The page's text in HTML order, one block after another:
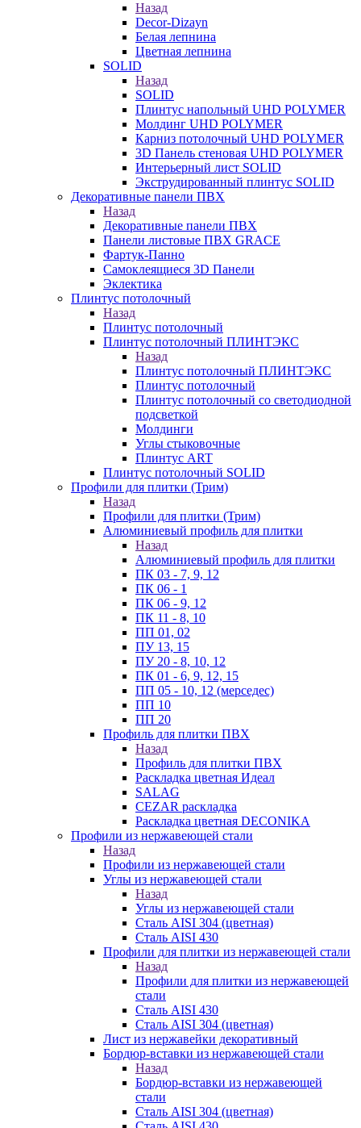
Назад
Decor-Dizayn
Белая лепнина
Цветная лепнина
SOLID
Назад
SOLID
Плинтус напольный UHD POLYMER
Молдинг UHD POLYMER
Карниз потолочный UHD POLYMER
3D Панель стеновая UHD POLYMER
Интерьерный лист SOLID
Экструдированный плинтус SOLID
Декоративные панели ПВХ
Назад
Декоративные панели ПВХ
Панели листовые ПВХ GRACE
Фартук-Панно
Самоклеящиеся 3D Панели
Эклектика
Плинтус потолочный
Назад
Плинтус потолочный
Плинтус потолочный ПЛИНТЭКС
Назад
Плинтус потолочный ПЛИНТЭКС
Плинтус потолочный
Плинтус потолочный со светодиодной
подсветкой
Молдинги
Углы стыковочные
Плинтус ART
Плинтус потолочный SOLID
Профили для плитки (Трим)
Назад
Профили для плитки (Трим)
Алюминиевый профиль для плитки
Назад
Алюминиевый профиль для плитки
ПК 03 - 7, 9, 12
ПК 06 - 1
ПК 06 - 9, 12
ПК 11 - 8, 10
ПП 01, 02
ПУ 13, 15
ПУ 20 - 8, 10, 12
ПК 01 - 6, 9, 12, 15
ПП 05 - 10, 12 (мерседес)
ПП 10
ПП 20
Профиль для плитки ПВХ
Назад
Профиль для плитки ПВХ
Раскладка цветная Идеал
SALAG
CEZAR раскладка
Раскладка цветная DECONIKA
Профили из нержавеющей стали
Назад
Профили из нержавеющей стали
Углы из нержавеющей стали
Назад
Углы из нержавеющей стали
Сталь AISI 304 (цветная)
Сталь AISI 430
Профили для плитки из нержавеющей стали
Назад
Профили для плитки из нержавеющей
стали
Сталь AISI 430
Сталь AISI 304 (цветная)
Лист из нержавейки декоративный
Бордюр-вставки из нержавеющей стали
Назад
Бордюр-вставки из нержавеющей
стали
Сталь AISI 304 (цветная)